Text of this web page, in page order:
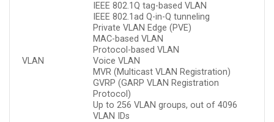
VLAN
IEEE 802.1Q tag-based VLAN
IEEE 802.1ad Q-in-Q tunneling
Private VLAN Edge (PVE)
MAC-based VLAN
Protocol-based VLAN
Voice VLAN
MVR (Multicast VLAN Registration)
GVRP (GARP VLAN Registration
Protocol)
Up to 256 VLAN groups, out of 4096
VLAN IDs